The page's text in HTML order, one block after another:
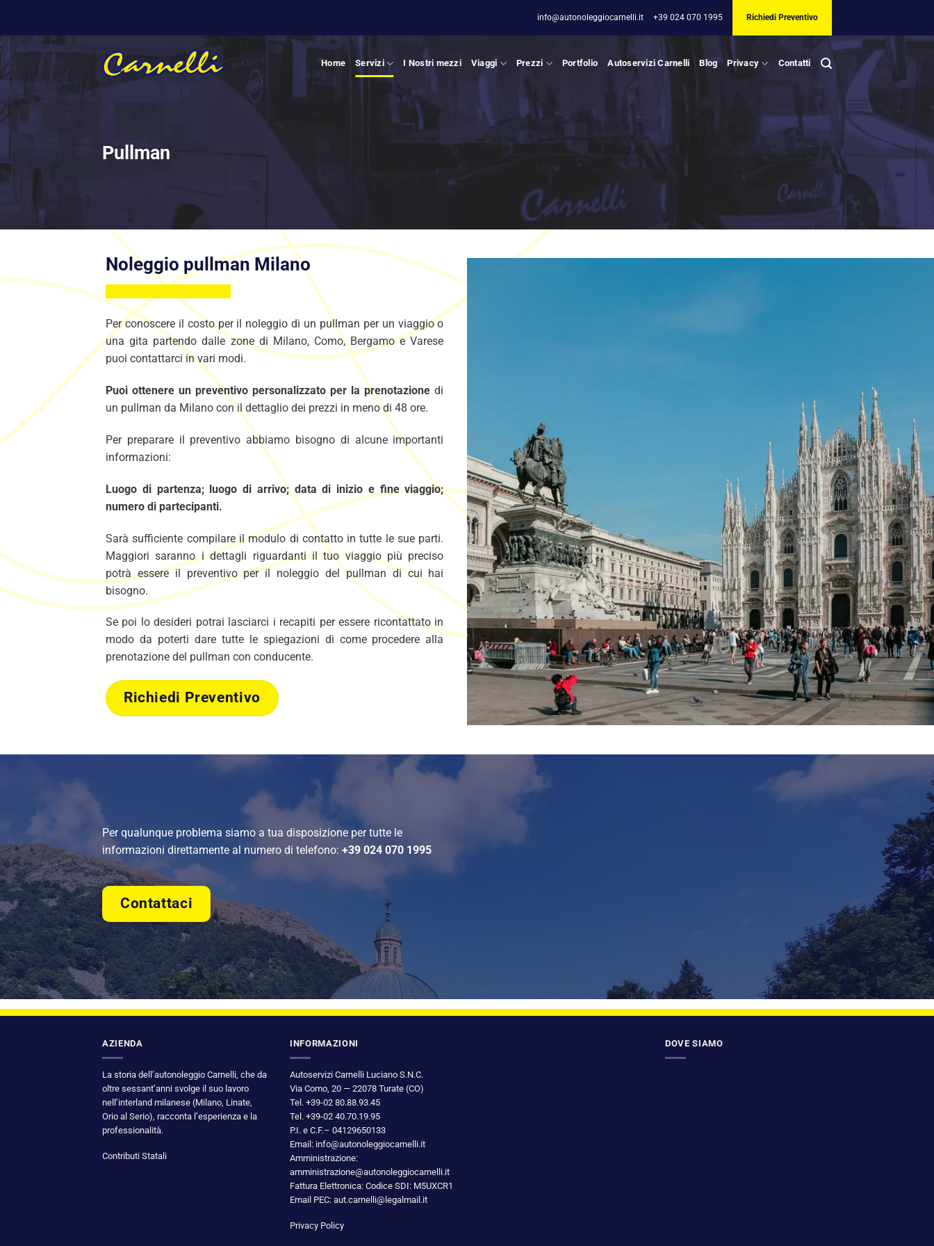
info@autonoleggiocarnelli.it +39 024 070 1995 Richiedi Preventivo
Home Servizi I Nostri mezzi Viaggi Prezzi Portfolio Autoservizi Carnelli Blog Privacy Contatti
Pullman
Noleggio pullman Milano
Per conoscere il costo per il noleggio di un pullman per un viaggio o
una gita partendo dalle zone di Milano, Como, Bergamo e Varese
puoi contattarci in vari modi.
Puoi ottenere un preventivo personalizzato per la prenotazione di
un pullman da Milano con il dettaglio dei prezzi in meno di 48 ore.
Per preparare il preventivo abbiamo bisogno di alcune importanti
informazioni:
Luogo di partenza; luogo di arrivo; data di inizio e fine viaggio;
numero di partecipanti.
Sarà sufficiente compilare il modulo di contatto in tutte le sue parti.
Maggiori saranno i dettagli riguardanti il tuo viaggio più preciso
potrà essere il preventivo per il noleggio del pullman di cui hai
bisogno.
Se poi lo desideri potrai lasciarci i recapiti per essere ricontattato in
modo da poterti dare tutte le spiegazioni di come procedere alla
prenotazione del pullman con conducente.
Richiedi Preventivo
Per qualunque problema siamo a tua disposizione per tutte le
informazioni direttamente al numero di telefono: +39 024 070 1995
Contattaci
AZIENDA
La storia dell’autonoleggio Carnelli, che da
oltre sessant’anni svolge il suo lavoro
nell’interland milanese (Milano, Linate,
Orio al Serio), racconta l’esperienza e la
professionalità.
Contributi Statali
INFORMAZIONI
Autoservizi Carnelli Luciano S.N.C.
Via Como, 20 — 22078 Turate (CO)
Tel. +39-02 80.88.93.45
Tel. +39-02 40.70.19.95
P.I. e C.F.– 04129650133
Email: info@autonoleggiocarnelli.it
Amministrazione:
amministrazione@autonoleggiocarnelli.it
Fattura Elettronica: Codice SDI: M5UXCR1
Email PEC: aut.carnelli@legalmail.it
Privacy Policy
DOVE SIAMO